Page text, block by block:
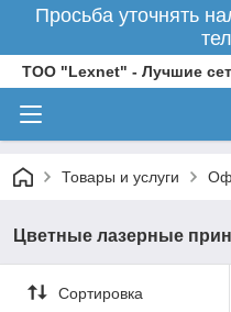
Просьба уточнять
ТОО "Lexnet" - Лучшие
Товары и услуги
Цветные лазерные
Сортировка